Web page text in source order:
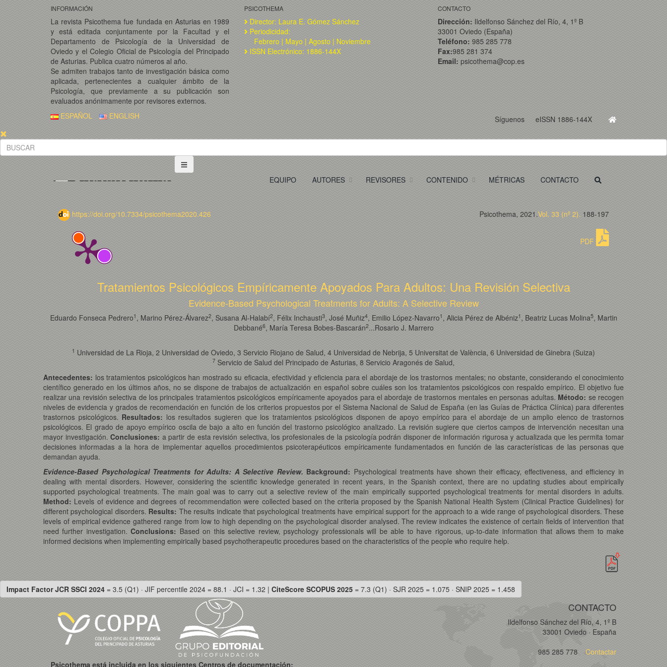
INFORMACIÓN
La revista Psicothema fue fundada en Asturias en 1989
y está editada conjuntamente por la Facultad y el
Departamento de Psicología de la Universidad de
Oviedo y el Colegio Oficial de Psicología del Principado
de Asturias. Publica cuatro números al año.
Se admiten trabajos tanto de investigación básica como
aplicada, pertenecientes a cualquier ámbito de la
Psicología, que previamente a su publicación son
evaluados anónimamente por revisores externos.
PSICOTHEMA
Director: Laura E. Gómez Sánchez
Periodicidad:
Febrero | Mayo | Agosto | Noviembre
ISSN Electrónico: 1886-144X
CONTACTO
Dirección: Ildelfonso Sánchez del Río, 4, 1º B
33001 Oviedo (España)
Teléfono: 985 285 778
Fax:985 281 374
Email: psicothema@cop.es
Síguenos eISSN 1886-144X
ESPAÑOL ENGLISH
EQUIPO AUTORES REVISORES CONTENIDO MÉTRICAS CONTACTO
https://doi.org/10.7334/psicothema2020.426 Psicothema, 2021.Vol. 33 (nº 2). 188-197
PDF
Tratamientos Psicológicos Empíricamente Apoyados Para Adultos: Una Revisión Selectiva
Evidence-Based Psychological Treatments for Adults: A Selective Review
Eduardo Fonseca Pedrero1 , Marino Pérez-Álvarez2, Susana Al-Halabí2, Félix Inchausti3, José Muñiz4, Emilio López-Navarro1 , Alicia Pérez de Albéniz1 , Beatriz Lucas Molina5, Martin
Debbané6, María Teresa Bobes-Bascarán2...Rosario J. Marrero
1 Universidad de La Rioja, 2 Universidad de Oviedo, 3 Servicio Riojano de Salud, 4 Universidad de Nebrija, 5 Universitat de València, 6 Universidad de Ginebra (Suiza)
7 Servicio de Salud del Principado de Asturias, 8 Servicio Aragonés de Salud,
Antecedentes: los tratamientos psicológicos han mostrado su eficacia, efectividad y eficiencia para el abordaje de los trastornos mentales; no obstante, considerando el conocimiento
científico generado en los últimos años, no se dispone de trabajos de actualización en español sobre cuáles son los tratamientos psicológicos con respaldo empírico. El objetivo fue
realizar una revisión selectiva de los principales tratamientos psicológicos empíricamente apoyados para el abordaje de trastornos mentales en personas adultas.Método: se recogen
niveles de evidencia y grados de recomendación en función de los criterios propuestos por el Sistema Nacional de Salud de España (en las Guías de Práctica Clínica) para diferentes
trastornos psicológicos. Resultados: los resultados sugieren que los tratamientos psicológicos disponen de apoyo empírico para el abordaje de un amplio elenco de trastornos
psicológicos. El grado de apoyo empírico oscila de bajo a alto en función del trastorno psicológico analizado. La revisión sugiere que ciertos campos de intervención necesitan una
mayor investigación.Conclusiones: a partir de esta revisión selectiva, los profesionales de la psicología podrán disponer de información rigurosa y actualizada que les permita tomar
decisiones informadas a la hora de implementar aquellos procedimientos psicoterapéuticos empíricamente fundamentados en función de las características de las personas que
demandan ayuda.
Evidence-Based Psychological Treatments for Adults: A Selective Review. Background: Psychological treatments have shown their efficacy, effectiveness, and efficiency in
dealing with mental disorders. However, considering the scientific knowledge generated in recent years, in the Spanish context, there are no updating studies about empirically
supported psychological treatments. The main goal was to carry out a selective review of the main empirically supported psychological treatments for mental disorders in adults.
Method: Levels of evidence and degrees of recommendation were collected based on the criteria proposed by the Spanish National Health System (Clinical Practice Guidelines) for
different psychological disorders. Results: The results indicate that psychological treatments have empirical support for the approach to a wide range of psychological disorders. These
levels of empirical evidence gathered range from low to high depending on the psychological disorder analysed. The review indicates the existence of certain fields of intervention that
need further investigation.Conclusions: Based on this selective review, psychology professionals will be able to have rigorous, up-to-date information that allows them to make
informed decisions when implementing empirically based psychotherapeutic procedures based on the characteristics of the people who require help.
Impact Factor JCR SSCI 2024 = 3.5 (Q1) · JIF percentile 2024 = 88.1 · JCI = 1.32 | CiteScore SCOPUS 2025 = 7.3 (Q1) · SJR 2025 = 1.075 · SNIP 2025 = 1.458
Psicothema está incluida en los siguientes Centros de documentación:
CONTACTO
Ildelfonso Sánchez del Río, 4, 1º B
33001 Oviedo · España
985 285 778 Contactar